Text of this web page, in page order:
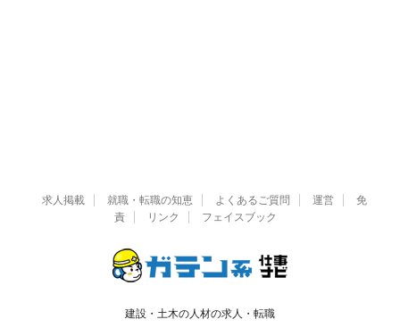
求人掲載 就職・転職の知恵 よくあるご質問 運営
免
責
リンク フェイスブック
建設・土木の人材の求人・転職